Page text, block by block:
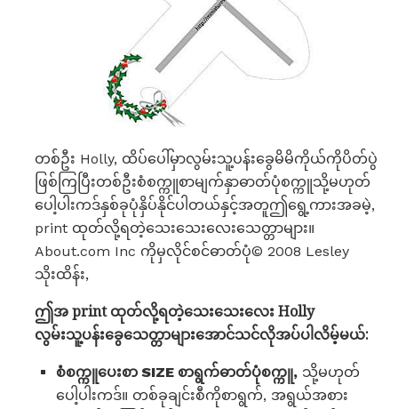
တစ်ဦး Holly, ထိပ်ပေါ်မှာလွမ်းသူ့ပန်းခွေမိမိကိုယ်ကိုပိတ်ပွဲ
ဖြစ်ကြပြီးတစ်ဦးစံစက္ကူစာမျက်နှာဓာတ်ပုံစက္ကူသို့မဟုတ်
ပေါ့ပါးကဒ်နှစ်ခုပုံနှိပ်နိုင်ပါတယ်နှင့်အတူဤရွေ့ကားအခမဲ့,
print ထုတ်လို့ရတဲ့သေးသေးလေးသေတ္တာများ။
About.com Inc ကိုမှလိုင်စင်ဓာတ်ပုံ© 2008 Lesley
သိုးထိန်း,
ဤအ print ထုတ်လို့ရတဲ့သေးသေးလေး Holly
လွမ်းသူ့ပန်းခွေသေတ္တာများအောင်သင်လိုအပ်ပါလိမ့်မယ်:
စံစက္ကူပေးစာ SIZE စာရွက်ဓာတ်ပုံစက္ကူ, သို့မဟုတ်
ပေါ့ပါးကဒ်။ တစ်ခုချင်းစီကိုစာရွက်, အရွယ်အစား